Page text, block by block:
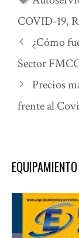
COVID-19,
¿Cómo
Sector
Precios
frente al